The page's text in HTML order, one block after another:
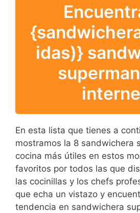
idas)}
En esta lista que tienes a
mostramos la 8 sandwichera
cocina más útiles en estos
favoritos por todos las que
las cocinillas y los chefs
que echa un vistazo y
tendencia en sandwichera